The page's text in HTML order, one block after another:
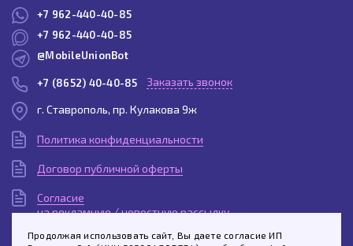
Продолжая использовать сайт, Вы даете согласие ИП
+7 962-440-40-85
+7 962-440-40-85
@MobileUnionBot
+7 (8652) 40-40-85 Заказать звонок
г. Ставрополь, пр. Кулакова 9ж
Политика конфиденциальности
Договор публичной оферты
Согласие
на рекламную / новостную рассылку
Согласие